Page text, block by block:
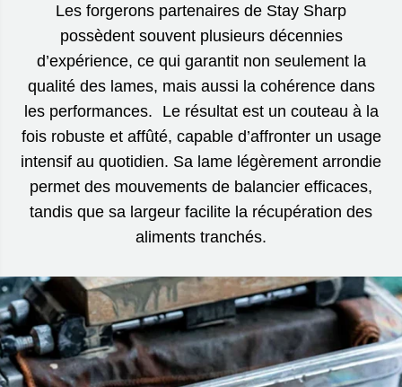
Les forgerons partenaires de Stay Sharp
possèdent souvent plusieurs décennies
d’expérience, ce qui garantit non seulement la
qualité des lames, mais aussi la cohérence dans
les performances. Le résultat est un couteau à la
fois robuste et affûté, capable d’affronter un usage
intensif au quotidien. Sa lame légèrement arrondie
permet des mouvements de balancier efficaces,
tandis que sa largeur facilite la récupération des
aliments tranchés.